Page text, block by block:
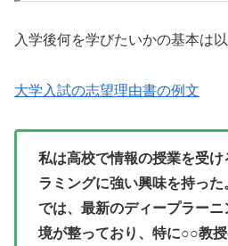
入学後何を学びたいかの基本は
大学入試の志望理由書の例文
私は高校で情報の授業を受
ラミングに強い興味を持っ
では、最新のディープラー
境が整っており、特に○○教